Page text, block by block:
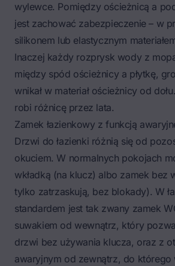
wylewce. Pomiędzy ościeżnicą a
jest zachować zabezpieczenie – w
silikonem lub elastycznym
Inaczej każdy rozprysk wody z
między spód ościeżnicy a płytkę,
wnikał w materiał ościeżnicy od
robi różnicę przez lata.
Zamek łazienkowy z funkcją
Drzwi do łazienki różnią się od
okuciem. W normalnych pokojach
wkładką (na klucz) albo zamek bez
tylko zatrzaskują, bez blokady). W
standardem jest tak zwany zamek
suwakiem od wewnątrz, który
drzwi bez używania klucza, oraz z
awaryjnym od zewnątrz, do którego